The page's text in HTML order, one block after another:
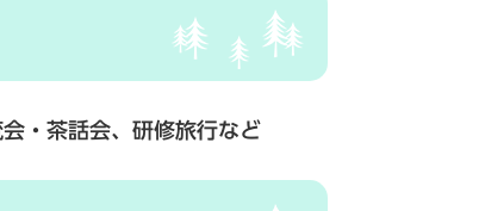
・茶話会、研修旅行など